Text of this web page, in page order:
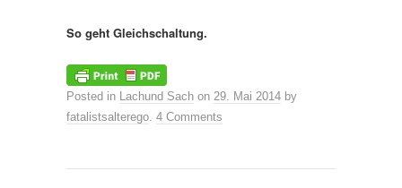
So geht Gleichschaltung.
Posted in Lachund Sach on 29. Mai 2014 by
fatalistsalterego. 4 Comments